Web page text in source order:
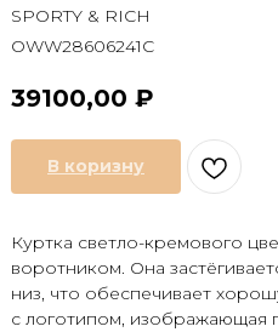
SPORTY & RICH
OWW28606241C
39100,00 ₽
В коризну
Куртка светло-кремового
воротником. Она
низ, что обеспечивает
с логотипом, изображающая